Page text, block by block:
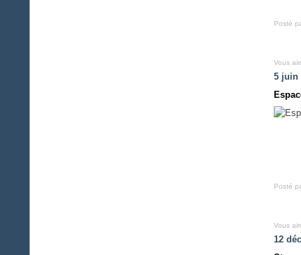
Posté
Vous
5 juin
Posté
Vous
12